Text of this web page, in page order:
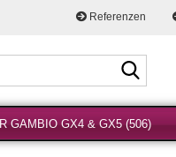
Referenzen
GAMBIO GX4 & GX5 (506)